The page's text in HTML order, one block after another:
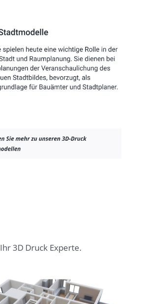
Ihr 3D Druck Experte.